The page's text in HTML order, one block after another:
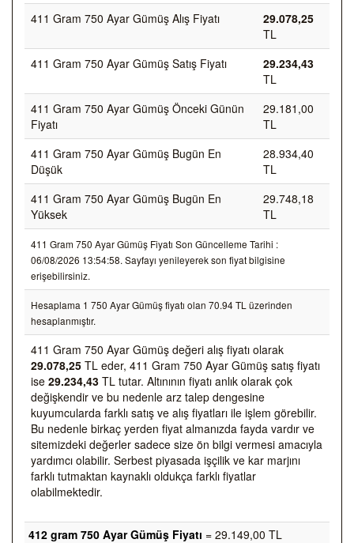
411 Gram 750 Ayar Gümüş Alış Fiyatı
29.078,25
TL
411 Gram 750 Ayar Gümüş Satış Fiyatı
29.234,43
TL
411 Gram 750 Ayar Gümüş Önceki Günün
Fiyatı
29.181,00
TL
411 Gram 750 Ayar Gümüş Bugün En
Düşük
28.934,40
TL
411 Gram 750 Ayar Gümüş Bugün En
Yüksek
29.748,18
TL
411 Gram 750 Ayar Gümüş Fiyatı Son Güncelleme Tarihi :
06/08/2026 13:54:58. Sayfayı yenileyerek son fiyat bilgisine
erişebilirsiniz.
Hesaplama 1 750 Ayar Gümüş fiyatı olan 70.94 TL üzerinden
hesaplanmıştır.
411 Gram 750 Ayar Gümüş değeri alış fiyatı olarak
29.078,25 TL eder, 411 Gram 750 Ayar Gümüş satış fiyatı
ise 29.234,43 TL tutar. Altınının fiyatı anlık olarak çok
değişkendir ve bu nedenle arz talep dengesine
kuyumcularda farklı satış ve alış fiyatları ile işlem görebilir.
Bu nedenle birkaç yerden fiyat almanızda fayda vardır ve
sitemizdeki değerler sadece size ön bilgi vermesi amacıyla
yardımcı olabilir. Serbest piyasada işçilik ve kar marjını
farklı tutmaktan kaynaklı oldukça farklı fiyatlar
olabilmektedir.
412 gram 750 Ayar Gümüş Fiyatı = 29.149,00 TL